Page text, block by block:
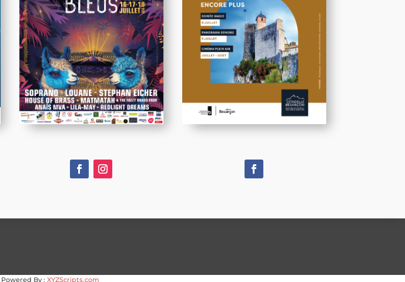
Powered By : XYZScripts.com